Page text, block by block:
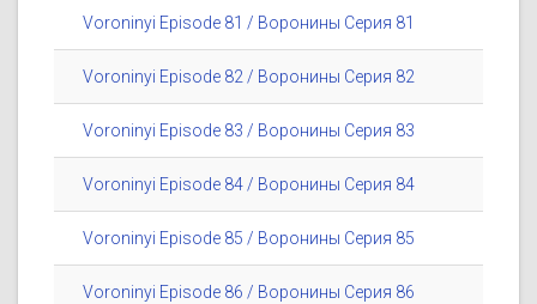
Voroninyi Episode 81 / Воронины Серия 81
Voroninyi Episode 82 / Воронины Серия 82
Voroninyi Episode 83 / Воронины Серия 83
Voroninyi Episode 84 / Воронины Серия 84
Voroninyi Episode 85 / Воронины Серия 85
Voroninyi Episode 86 / Воронины Серия 86